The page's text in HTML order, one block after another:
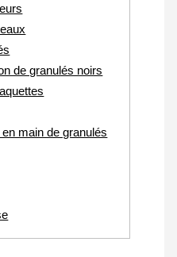
de granulés noirs
main de granulés